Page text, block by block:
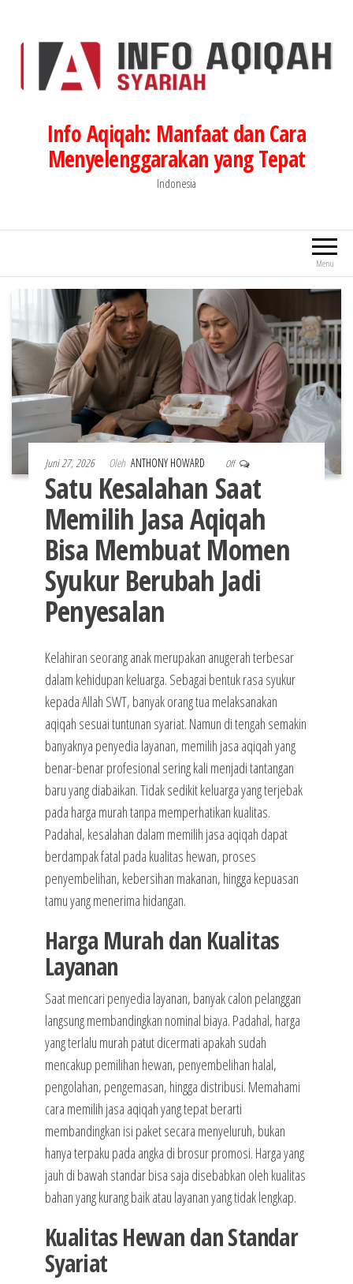
Info Aqiqah: Manfaat dan Cara
Menyelenggarakan yang Tepat
Indonesia
Menu
Juni 27, 2026 Oleh ANTHONY HOWARD Off
Satu Kesalahan Saat
Memilih Jasa Aqiqah
Bisa Membuat Momen
Syukur Berubah Jadi
Penyesalan
Kelahiran seorang anak merupakan anugerah terbesar
dalam kehidupan keluarga. Sebagai bentuk rasa syukur
kepada Allah SWT, banyak orang tua melaksanakan
aqiqah sesuai tuntunan syariat. Namun di tengah semakin
banyaknya penyedia layanan, memilih jasa aqiqah yang
benar-benar profesional sering kali menjadi tantangan
baru yang diabaikan. Tidak sedikit keluarga yang terjebak
pada harga murah tanpa memperhatikan kualitas.
Padahal, kesalahan dalam memilih jasa aqiqah dapat
berdampak fatal pada kualitas hewan, proses
penyembelihan, kebersihan makanan, hingga kepuasan
tamu yang menerima hidangan.
Harga Murah dan Kualitas
Layanan
Saat mencari penyedia layanan, banyak calon pelanggan
langsung membandingkan nominal biaya. Padahal, harga
yang terlalu murah patut dicermati apakah sudah
mencakup pemilihan hewan, penyembelihan halal,
pengolahan, pengemasan, hingga distribusi. Memahami
cara memilih jasa aqiqah yang tepat berarti
membandingkan isi paket secara menyeluruh, bukan
hanya terpaku pada angka di brosur promosi. Harga yang
jauh di bawah standar bisa saja disebabkan oleh kualitas
bahan yang kurang baik atau layanan yang tidak lengkap.
Kualitas Hewan dan Standar
Syariat